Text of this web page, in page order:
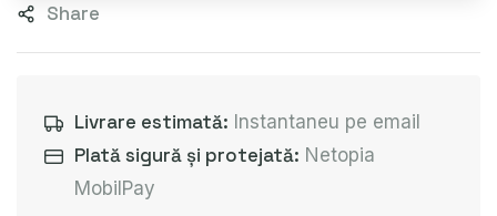
Share
Livrare estimată: Instantaneu pe email
Plată sigură și protejată: Netopia
MobilPay